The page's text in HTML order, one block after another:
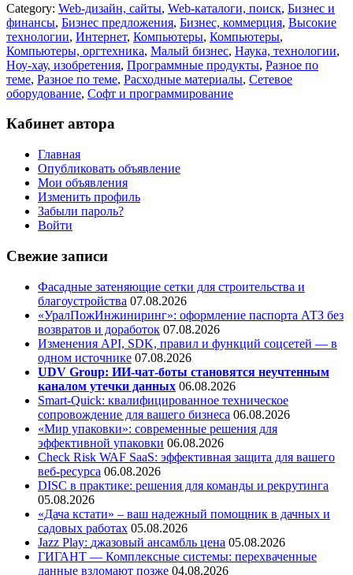
Category: Web-дизайн, сайты, Web-каталоги, поиск, Бизнес и
финансы, Бизнес предложения, Бизнес, коммерция, Высокие
технологии, Интернет, Компьютеры, Компьютеры,
Компьютеры, оргтехника, Малый бизнес, Наука, технологии,
Ноу-хау, изобретения, Программные продукты, Разное по
теме, Разное по теме, Расходные материалы, Сетевое
оборудование, Софт и программирование
Кабинет автора
Главная
Опубликовать объявление
Мои объявления
Изменить профиль
Забыли пароль?
Войти
Свежие записи
Фасадные затеняющие сетки для строительства и
благоустройства 07.08.2026
«УралПожИнжиниринг»: оформление паспорта АТЗ без
возвратов и доработок 07.08.2026
Изменения API, SDK, правил и функций соцсетей — в
одном источнике 07.08.2026
UDV Group: ИИ-чат-боты становятся неучтенным
каналом утечки данных 06.08.2026
Smart-Quick: квалифицированное техническое
сопровождение для вашего бизнеса 06.08.2026
«Мир упаковки»: современные решения для
эффективной упаковки 06.08.2026
Check Risk WAF SaaS: эффективная защита для вашего
веб-ресурса 06.08.2026
DISC в практике: решения для команды и рекрутинга
05.08.2026
«Дача кстати» – ваш надежный помощник в дачных и
садовых работах 05.08.2026
Jazz Play: джазовый ансамбль цена 05.08.2026
ГИГАНТ — Комплексные системы: перехваченные
данные взломают позже 04.08.2026